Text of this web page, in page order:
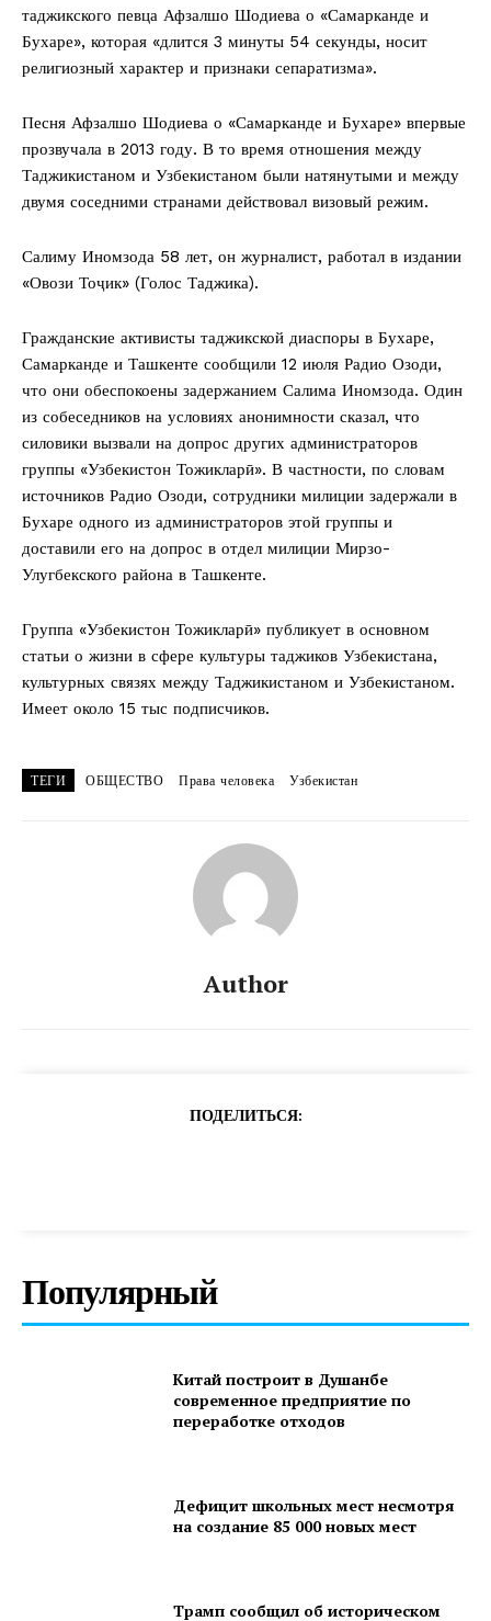
таджикского певца Афзалшо Шодиева о «Самарканде и
Бухаре», которая «длится 3 минуты 54 секунды, носит
религиозный характер и признаки сепаратизма».
Песня Афзалшо Шодиева о «Самарканде и Бухаре» впервые
прозвучала в 2013 году. В то время отношения между
Таджикистаном и Узбекистаном были натянутыми и между
двумя соседними странами действовал визовый режим.
Салиму Иномзода 58 лет, он журналист, работал в издании
«Овози Тоҷик» (Голос Таджика).
Гражданские активисты таджикской диаспоры в Бухаре,
Самарканде и Ташкенте сообщили 12 июля Радио Озоди,
что они обеспокоены задержанием Салима Иномзода. Один
из собеседников на условиях анонимности сказал, что
силовики вызвали на допрос других администраторов
группы «Узбекистон Тожикларӣ». В частности, по словам
источников Радио Озоди, сотрудники милиции задержали в
Бухаре одного из администраторов этой группы и
доставили его на допрос в отдел милиции Мирзо-
Улугбекского района в Ташкенте.
Группа «Узбекистон Тожикларӣ» публикует в основном
статьи о жизни в сфере культуры таджиков Узбекистана,
культурных связях между Таджикистаном и Узбекистаном.
Имеет около 15 тыс подписчиков.
ТЕГИ ОБЩЕСТВО Права человека Узбекистан
Author
ПОДЕЛИТЬСЯ:
Популярный
Китай построит в Душанбе
современное предприятие по
переработке отходов
Дефицит школьных мест несмотря
на создание 85 000 новых мест
Трамп сообщил об историческом